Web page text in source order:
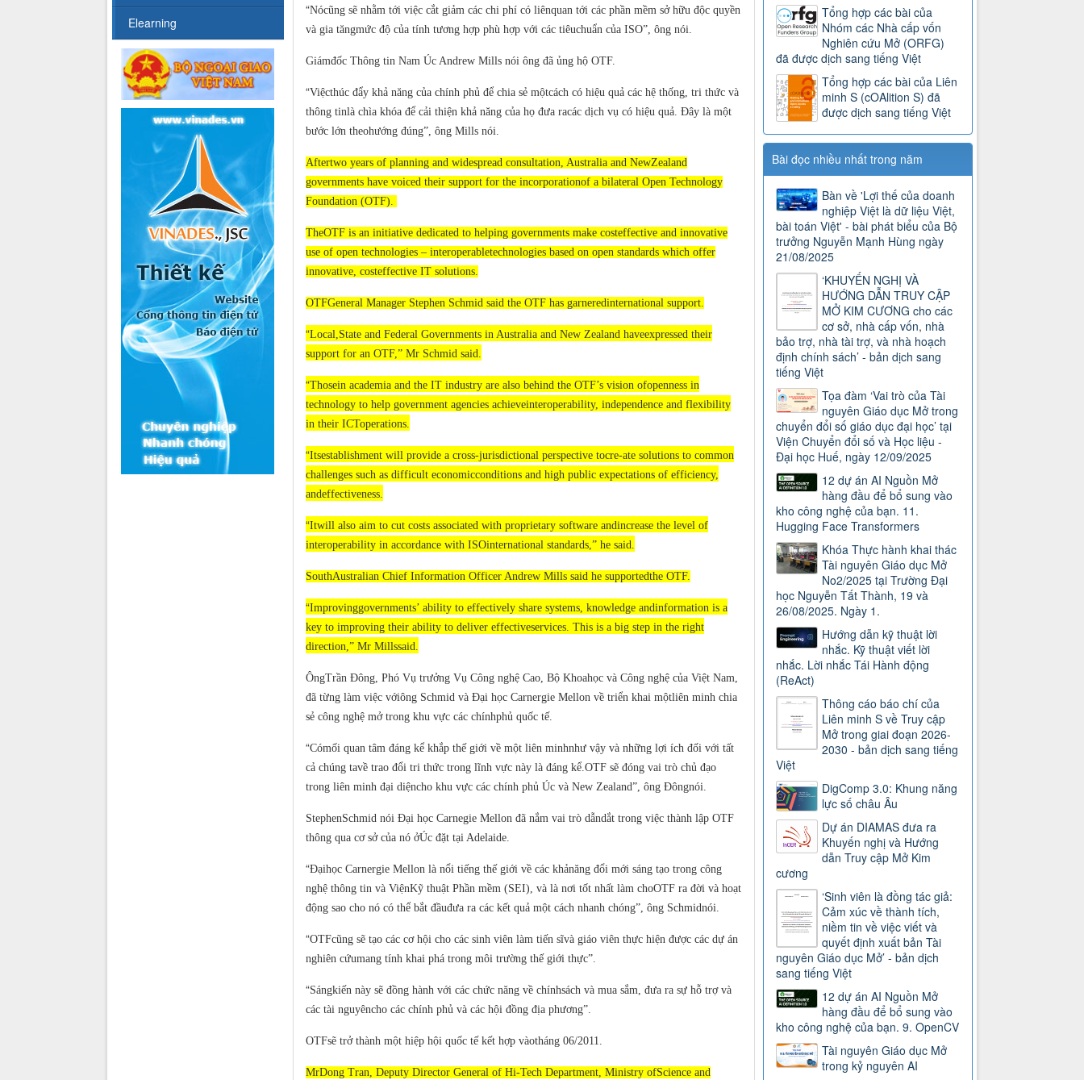
“Nócũng sẽ nhằm tới việc cắt giảm các chi phí có liênquan tới các phần mềm sở hữu độc quyền
và gia tăngmức độ của tính tương hợp phù hợp với các tiêuchuẩn của ISO”, ông nói.
Giámđốc Thông tin Nam Úc Andrew Mills nói ông đã ủng hộ OTF.
“Việcthúc đẩy khả năng của chính phủ để chia sẻ mộtcách có hiệu quả các hệ thống, tri thức và
thông tinlà chìa khóa để cải thiện khả năng của họ đưa racác dịch vụ có hiệu quả. Đây là một
bước lớn theohướng đúng”, ông Mills nói.
Aftertwo years of planning and widespread consultation, Australia and NewZealand
governments have voiced their support for the incorporationof a bilateral Open Technology
Foundation (OTF).
TheOTF is an initiative dedicated to helping governments make costeffective and innovative
use of open technologies – interoperabletechnologies based on open standards which offer
innovative, costeffective IT solutions.
OTFGeneral Manager Stephen Schmid said the OTF has garneredinternational support.
“Local,State and Federal Governments in Australia and New Zealand haveexpressed their
support for an OTF,” Mr Schmid said.
“Thosein academia and the IT industry are also behind the OTF’s vision ofopenness in
technology to help government agencies achieveinteroperability, independence and flexibility
in their ICToperations.
“Itsestablishment will provide a cross-jurisdictional perspective tocre-ate solutions to common
challenges such as difficult economicconditions and high public expectations of efficiency,
andeffectiveness.
“Itwill also aim to cut costs associated with proprietary software andincrease the level of
interoperability in accordance with ISOinternational standards,” he said.
SouthAustralian Chief Information Officer Andrew Mills said he supportedthe OTF.
“Improvinggovernments’ ability to effectively share systems, knowledge andinformation is a
key to improving their ability to deliver effectiveservices. This is a big step in the right
direction,” Mr Millssaid.
ÔngTrần Đông, Phó Vụ trưởng Vụ Công nghệ Cao, Bộ Khoahọc và Công nghệ của Việt Nam,
đã từng làm việc vớiông Schmid và Đại học Carnergie Mellon về triển khai mộtliên minh chia
sẻ công nghệ mở trong khu vực các chínhphủ quốc tế.
“Cómối quan tâm đáng kể khắp thế giới về một liên minhnhư vậy và những lợi ích đối với tất
cả chúng tavề trao đổi tri thức trong lĩnh vực này là đáng kể.OTF sẽ đóng vai trò chủ đạo
trong liên minh đại diệncho khu vực các chính phủ Úc và New Zealand”, ông Đôngnói.
StephenSchmid nói Đại học Carnegie Mellon đã nắm vai trò dẫndắt trong việc thành lập OTF
thông qua cơ sở của nó ởÚc đặt tại Adelaide.
“Đạihọc Carnergie Mellon là nổi tiếng thế giới về các khảnăng đổi mới sáng tạo trong công
nghệ thông tin và ViệnKỹ thuật Phần mềm (SEI), và là nơi tốt nhất làm choOTF ra đời và hoạt
động sao cho nó có thể bắt đầuđưa ra các kết quả một cách nhanh chóng”, ông Schmidnói.
“OTFcũng sẽ tạo các cơ hội cho các sinh viên làm tiến sĩvà giáo viên thực hiện được các dự án
nghiên cứumang tính khai phá trong môi trường thế giới thực”.
“Sángkiến này sẽ đồng hành với các chức năng về chínhsách và mua sắm, đưa ra sự hỗ trợ và
các tài nguyêncho các chính phủ và các hội đồng địa phương”.
OTFsẽ trở thành một hiệp hội quốc tế kết hợp vàotháng 06/2011.
MrDong Tran, Deputy Director General of Hi-Tech Department, Ministry ofScience and
Tổng hợp các bài của
Nhóm các Nhà cấp vốn
Nghiên cứu Mở (ORFG)
đã được dịch sang tiếng Việt
Tổng hợp các bài của Liên
minh S (cOAlition S) đã
được dịch sang tiếng Việt
Bài đọc nhiều nhất trong năm
Bàn về 'Lợi thế của doanh
nghiệp Việt là dữ liệu Việt,
bài toán Việt' - bài phát biểu của Bộ
trưởng Nguyễn Mạnh Hùng ngày
21/08/2025
‘KHUYẾN NGHỊ VÀ
HƯỚNG DẪN TRUY CẬP
MỞ KIM CƯƠNG cho các
cơ sở, nhà cấp vốn, nhà
bảo trợ, nhà tài trợ, và nhà hoạch
định chính sách’ - bản dịch sang
tiếng Việt
Tọa đàm ‘Vai trò của Tài
nguyên Giáo dục Mở trong
chuyển đổi số giáo dục đại học’ tại
Viện Chuyển đổi số và Học liệu -
Đại học Huế, ngày 12/09/2025
12 dự án AI Nguồn Mở
hàng đầu để bổ sung vào
kho công nghệ của bạn. 11.
Hugging Face Transformers
Khóa Thực hành khai thác
Tài nguyên Giáo dục Mở
No2/2025 tại Trường Đại
học Nguyễn Tất Thành, 19 và
26/08/2025. Ngày 1.
Hướng dẫn kỹ thuật lời
nhắc. Kỹ thuật viết lời
nhắc. Lời nhắc Tái Hành động
(ReAct)
Thông cáo báo chí của
Liên minh S về Truy cập
Mở trong giai đoạn 2026-
2030 - bản dịch sang tiếng
Việt
DigComp 3.0: Khung năng
lực số châu Âu
Dự án DIAMAS đưa ra
Khuyến nghị và Hướng
dẫn Truy cập Mở Kim
cương
‘Sinh viên là đồng tác giả:
Cảm xúc về thành tích,
niềm tin về việc viết và
quyết định xuất bản Tài
nguyên Giáo dục Mở’ - bản dịch
sang tiếng Việt
12 dự án AI Nguồn Mở
hàng đầu để bổ sung vào
kho công nghệ của bạn. 9. OpenCV
Tài nguyên Giáo dục Mở
trong kỷ nguyên AI
Elearning